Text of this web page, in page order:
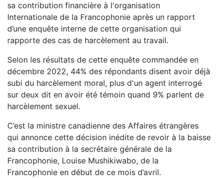
sa contribution financière à l'organisation
Internationale de la Francophonie après un rapport
d’une enquête interne de cette organisation qui
rapporte des cas de harcèlement au travail.
Selon les résultats de cette enquête commandée en
décembre 2022, 44% des répondants disent avoir déjà
subi du harcèlement moral, plus d'un agent interrogé
sur deux dit en avoir été témoin quand 9% parlent de
harcèlement sexuel.
C’est la ministre canadienne des Affaires étrangères
qui annonce cette décision inédite de revoir à la baisse
sa contribution à la secrétaire générale de la
Francophonie, Louise Mushikiwabo, de la
Francophonie en début de ce mois d’avril.